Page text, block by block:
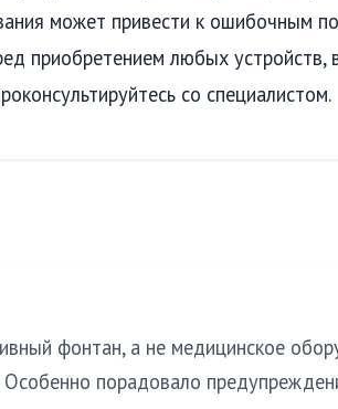
может привести к ошибочным
приобретением любых устройств,
со специалистом.
фонтан, а не медицинское
порадовало